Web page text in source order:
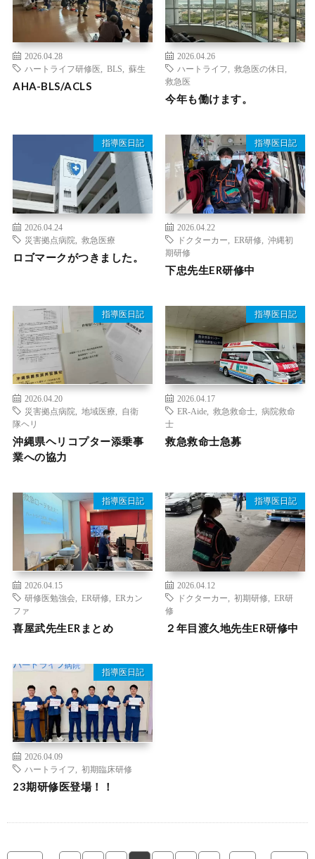
2026.04.28
ハートライフ研修医
BLS 蘇生
AHA-BLS/ACLS
2026.04.26
ハートライフ
救急医の休日
救急医
今年も働けます。
指導医日記
2026.04.24
災害拠点病院
救急医療
ロゴマークがつきました。
指導医日記
2026.04.22
ドクターカー
ER研修
沖縄初
期研修
下忠先生ER研修中
指導医日記
2026.04.20
災害拠点病院
地域医療
自衛
隊ヘリ
沖縄県ヘリコプター添乗事
業への協力
指導医日記
2026.04.17
ER-Aide
救急救命士
病院救命
士
救急救命士急募
指導医日記
2026.04.15
研修医勉強会
ER研修
ERカン
ファ
喜屋武先生ERまとめ
指導医日記
2026.04.12
ドクターカー
初期研修
ER研
修
２年目渡久地先生ER研修中
指導医日記
2026.04.09
ハートライフ
初期臨床研修
23期研修医登場！！